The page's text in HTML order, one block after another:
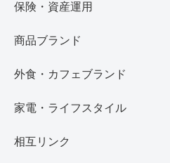
保険・資産運用
商品ブランド
外食・カフェブランド
家電・ライフスタイル
相互リンク